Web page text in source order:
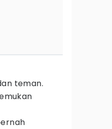
teman.